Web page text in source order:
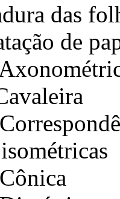
das
de